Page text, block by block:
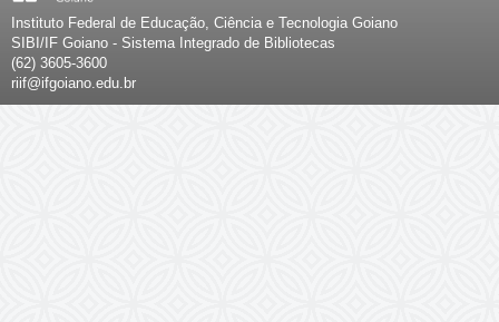
Instituto Federal de Educação, Ciência e Tecnologia Goiano
SIBI/IF Goiano - Sistema Integrado de Bibliotecas
(62) 3605-3600
riif@ifgoiano.edu.br